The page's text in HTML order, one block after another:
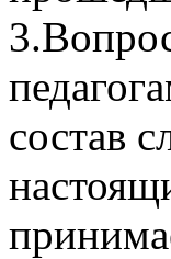
состав